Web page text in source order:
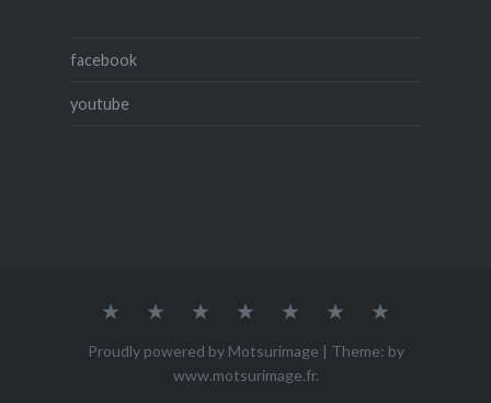
facebook
youtube
Accueil Qui
je
ACHETER
Mes
Mes
Mes
Proudly powered by Motsurimage | Theme: by
www.motsurimage.fr.